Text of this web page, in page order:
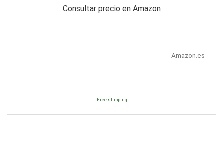
Consultar precio en Amazon
Amazon.es
Free shipping